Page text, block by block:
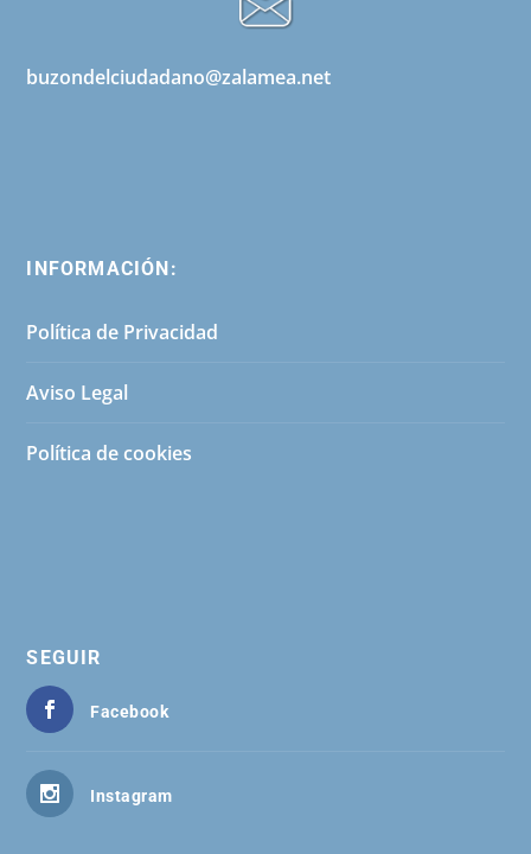
buzondelciudadano@zalamea.net
INFORMACIÓN:
Política de Privacidad
Aviso Legal
Política de cookies
SEGUIR
Facebook
Instagram